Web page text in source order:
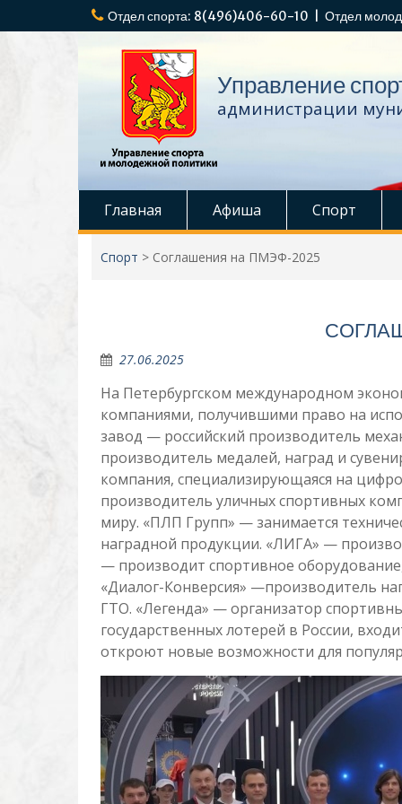
к
Отдел спорта: 8(496)406-60-10 | Отдел
Управление
администрации
Главная Афиша Спорт
Спорт > Соглашения на ПМЭФ-2025
27.06.2025
На Петербургском международном
компаниями, получившими право на
завод — российский производитель
производитель медалей, наград и
компания, специализирующаяся на
производитель уличных спортивных
миру. «ПЛП Групп» — занимается
наградной продукции. «ЛИГА» —
— производит спортивное
«Диалог-Конверсия» —производитель
ГТО. «Легенда» — организатор
государственных лотерей в России,
откроют новые возможности для